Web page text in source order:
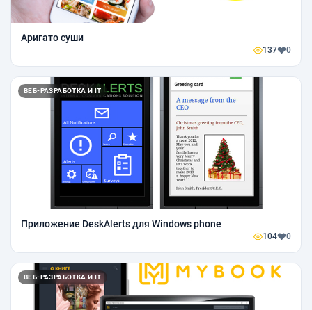
Аригато суши
137 0
ВЕБ-РАЗРАБОТКА И IT
Приложение DeskAlerts для Windows phone
104 0
ВЕБ-РАЗРАБОТКА И IT